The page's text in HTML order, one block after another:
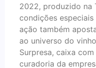
2022, produzido na
condições
ação também
ao universo do
Surpresa, caixa
curadoria da